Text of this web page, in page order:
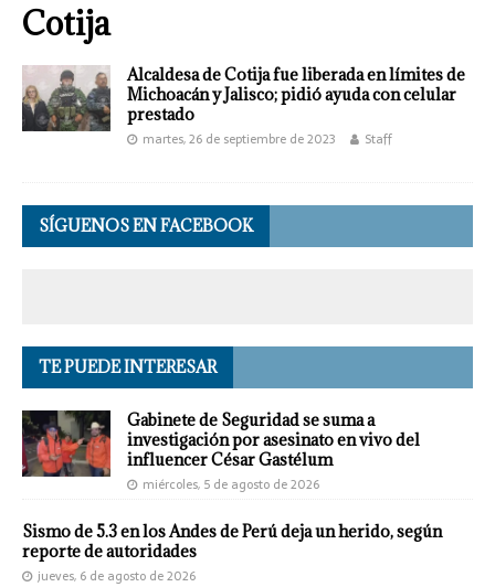
Cotija
Alcaldesa de Cotija fue liberada en límites de
Michoacán y Jalisco; pidió ayuda con celular
prestado
martes, 26 de septiembre de 2023 Staff
SÍGUENOS EN FACEBOOK
TE PUEDE INTERESAR
Gabinete de Seguridad se suma a
investigación por asesinato en vivo del
influencer César Gastélum
miércoles, 5 de agosto de 2026
Sismo de 5.3 en los Andes de Perú deja un herido, según
reporte de autoridades
jueves, 6 de agosto de 2026